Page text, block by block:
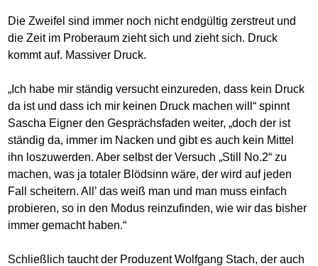
Die Zweifel sind immer noch nicht endgültig zerstreut und
die Zeit im Proberaum zieht sich und zieht sich. Druck
kommt auf. Massiver Druck.
„Ich habe mir ständig versucht einzureden, dass kein Druck
da ist und dass ich mir keinen Druck machen will“ spinnt
Sascha Eigner den Gesprächsfaden weiter, „doch der ist
ständig da, immer im Nacken und gibt es auch kein Mittel
ihn loszuwerden. Aber selbst der Versuch „Still No.2“ zu
machen, was ja totaler Blödsinn wäre, der wird auf jeden
Fall scheitern. All’ das weiß man und man muss einfach
probieren, so in den Modus reinzufinden, wie wir das bisher
immer gemacht haben.“
Schließlich taucht der Produzent Wolfgang Stach, der auch